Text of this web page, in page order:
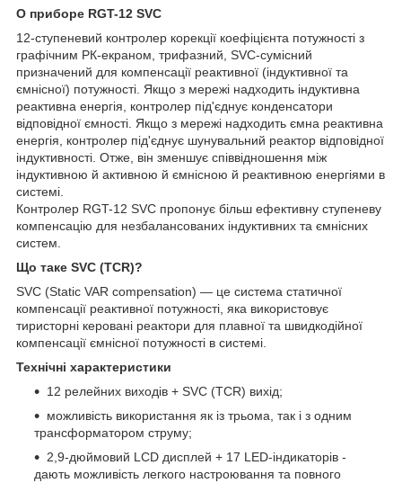
О приборе RGT-12 SVC
12-ступеневий контролер корекції коефіцієнта потужності з
графічним РК-екраном, трифазний, SVC-сумісний
призначений для компенсації реактивної (індуктивної та
ємнісної) потужності. Якщо з мережі надходить індуктивна
реактивна енергія, контролер під'єднує конденсатори
відповідної ємності. Якщо з мережі надходить ємна реактивна
енергія, контролер під'єднує шунувальний реактор відповідної
індуктивності. Отже, він зменшує співвідношення між
індуктивною й активною й ємнісною й реактивною енергіями в
системі.
Контролер RGT-12 SVC пропонує більш ефективну ступеневу
компенсацію для незбалансованих індуктивних та ємнісних
систем.
Що таке SVC (TCR)?
SVC (Static VAR compensation) — це система статичної
компенсації реактивної потужності, яка використовує
тиристорні керовані реактори для плавної та швидкодійної
компенсації ємнісної потужності в системі.
Технічні характеристики
12 релейних виходів + SVC (TCR) вихід;
можливість використання як із трьома, так і з одним
трансформатором струму;
2,9-дюймовий LCD дисплей + 17 LED-індикаторів -
дають можливість легкого настроювання та повного